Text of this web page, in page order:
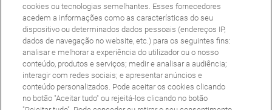
Reparação ou substituição?
Perguntas Frequentes
Política de CookiesPolítica de Privacidade
© Copyright Glassdrive. Todos os direitos reservados | 2025
cookies ou tecnologias semelhantes. Esses fornecedores
acedem a informações como as características do seu
dispositivo ou determinados dados pessoais (endereços IP,
dados de navegação no website, etc.) para os seguintes fins:
analisar e melhorar a experiência do utilizador ou o nosso
conteúdo, produtos e serviços; medir e analisar a audiência;
interagir com redes sociais; e apresentar anúncios e
conteúdo personalizados. Pode aceitar os cookies clicando
no botão "Aceitar tudo" ou rejeitá-los clicando no botão